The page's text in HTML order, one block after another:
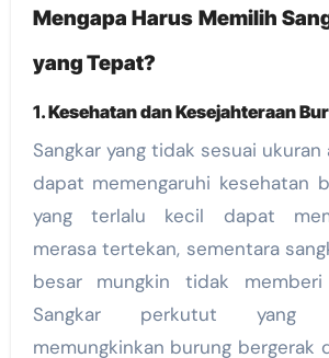
Mengapa Harus Memilih
yang Tepat?
1.Kesehatan dan Kesejahteraan
Sangkar yang tidak sesuai
dapat memengaruhi kesehatan
yang terlalu kecil dapat
merasa tertekan, sementara
besar mungkin tidak memberi
Sangkar perkutut yang
memungkinkan burung bergerak